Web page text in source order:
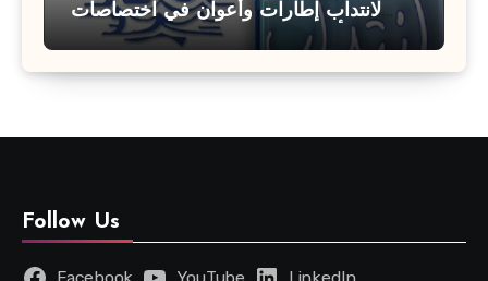
لانتداب إطارات وأعوان في اختصاصات
مختلفة : أخر اجل للترشح 27 جويلية 2026
Follow Us